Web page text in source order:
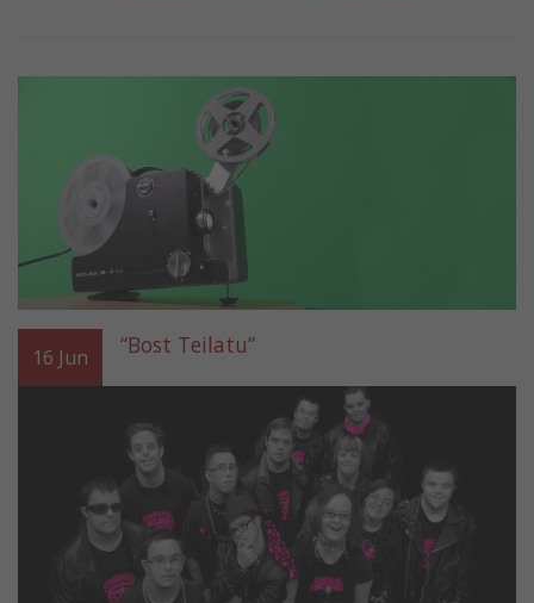
16 Jun “Bost Teilatu”